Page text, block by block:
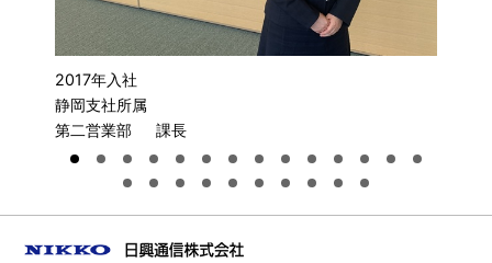
2017年入社
静岡支社所属
第二営業部 課長